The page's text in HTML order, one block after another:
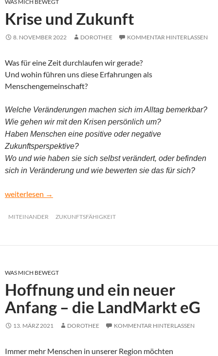
WAS MICH BEWEGT
Krise und Zukunft
8. NOVEMBER 2022 DOROTHEE KOMMENTAR HINTERLASSEN
Was für eine Zeit durchlaufen wir gerade?
Und wohin führen uns diese Erfahrungen als
Menschengemeinschaft?
Welche Veränderungen machen sich im Alltag bemerkbar?
Wie gehen wir mit den Krisen persönlich um?
Haben Menschen eine positive oder negative
Zukunftsperspektive?
Wo und wie haben sie sich selbst verändert, oder befinden
sich in Veränderung und wie bewerten sie das für sich?
Krise und Zukunft
weiterlesen →
MITEINANDER ZUKUNFTSFÄHIGKEIT
WAS MICH BEWEGT
Hoffnung und ein neuer
Anfang – die LandMarkt eG
13. MÄRZ 2021 DOROTHEE KOMMENTAR HINTERLASSEN
Immer mehr Menschen in unserer Region möchten